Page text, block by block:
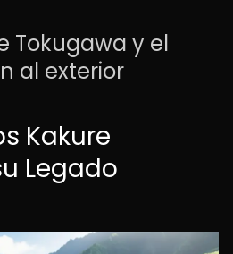
Tokugawa y el
al exterior
Kakure
Legado